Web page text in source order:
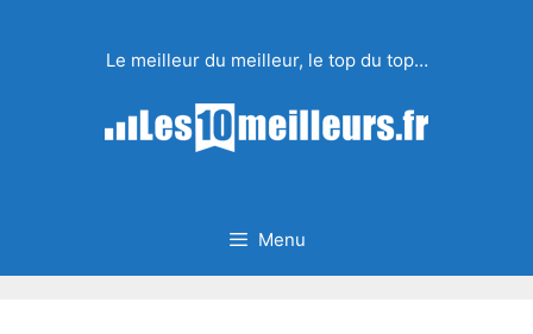
Le meilleur du meilleur, le top du top…
Menu